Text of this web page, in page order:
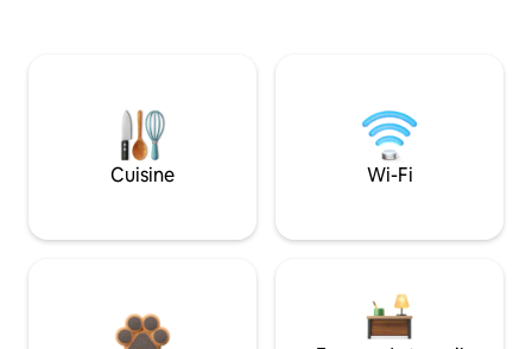
Cuisine Wi-Fi